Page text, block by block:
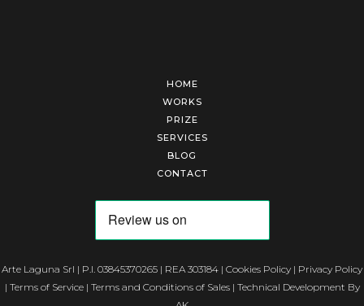
HOME
WORKS
PRIZE
SERVICES
BLOG
CONTACT
Arte Laguna Srl | P.I. 03845370265 | REA 303184 | Cookies Policy | Privacy Policy
| Terms of Service| Terms and Conditions of Sales| Technical Development By